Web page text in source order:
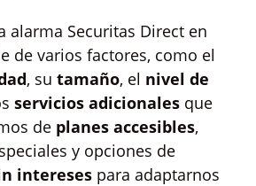
alarma Securitas Direct en
de varios factores, como el
, su tamaño, el nivel de
servicios adicionales que
de planes accesibles,
y opciones de
intereses para adaptarnos